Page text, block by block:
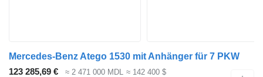
Mercedes-Benz Atego 1530 mit Anhänger für 7 PKW
123 285,69 €
≈ 2 471 000 MDL ≈ 142 400 $